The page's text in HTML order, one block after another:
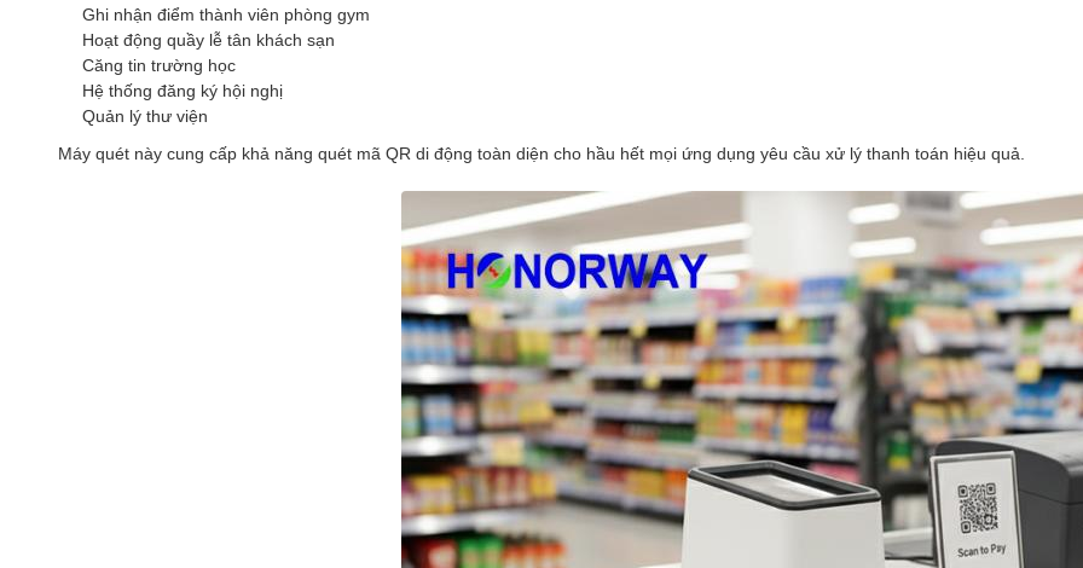
Ghi nhận điểm thành viên phòng gym
Hoạt động quầy lễ tân khách sạn
Căng tin trường học
Hệ thống đăng ký hội nghị
Quản lý thư viện
Máy quét này cung cấp khả năng quét mã QR di động toàn diện cho hầu hết mọi ứng dụng yêu cầu xử lý thanh toán hiệu quả.